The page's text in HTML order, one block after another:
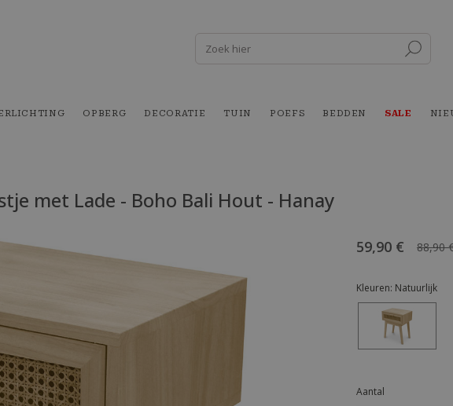
OPBERG DECORATIE TUIN POEFS BEDDEN SALE
met Lade - Boho Bali Hout - Hanay
59,90 € 88,90
Kleuren: Natuurlijk
Aantal